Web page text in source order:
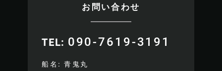
お問い合わせ
TEL 090-7619-3191
船名
青鬼丸